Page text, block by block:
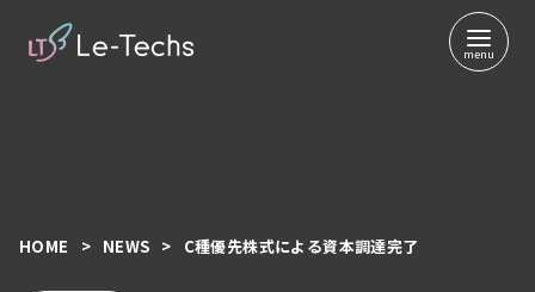
HOME NEWS C種優先株式による資本調達完了